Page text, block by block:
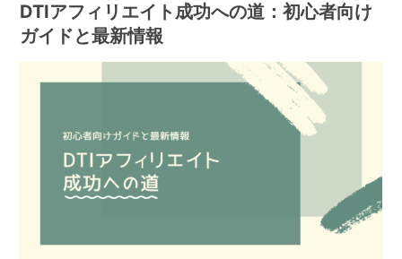
DTIアフィリエイト成功への道：初心者向け
ガイドと最新情報